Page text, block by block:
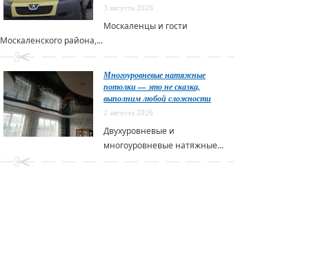
3 августа 2026
Москаленцы и гости
Москаленского района,...
Многоуровневые натяжные
потолки — это не сказка,
выполним любой сложности
2 августа 2026
Двухуровневые и
многоуровневые натяжные...